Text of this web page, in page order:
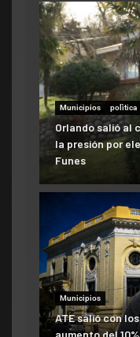
Municipios polìtica
Orlando salió al
la presión por
Funes
Municipios
ATE salió con